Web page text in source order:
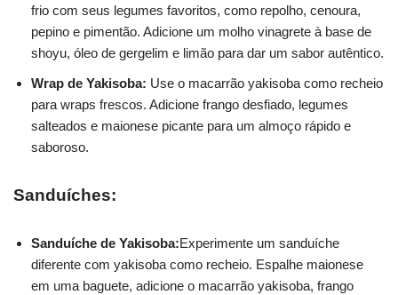
frio com seus legumes favoritos, como repolho, cenoura,
pepino e pimentão. Adicione um molho vinagrete à base de
shoyu, óleo de gergelim e limão para dar um sabor autêntico.
Wrap de Yakisoba: Use o macarrão yakisoba como recheio
para wraps frescos. Adicione frango desfiado, legumes
salteados e maionese picante para um almoço rápido e
saboroso.
Sanduíches:
Sanduíche de Yakisoba:Experimente um sanduíche
diferente com yakisoba como recheio. Espalhe maionese
em uma baguete, adicione o macarrão yakisoba, frango